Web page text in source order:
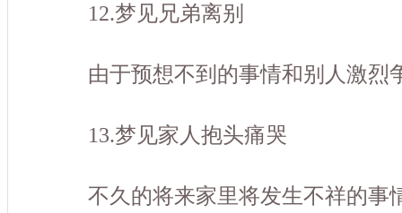
12.梦见兄弟离别
由于预想不到的事情和别人激烈
13.梦见家人抱头痛哭
不久的将来家里将发生不祥的事